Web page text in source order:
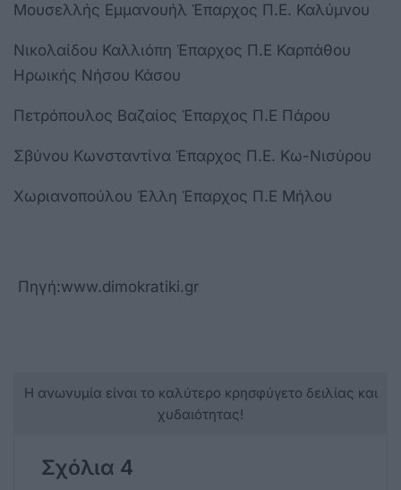
Μουσελλής Εμμανουήλ Έπαρχος Π.Ε. Καλύμνου
Νικολαίδου Καλλιόπη Έπαρχος Π.Ε Καρπάθου
Ηρωικής Νήσου Κάσου
Πετρόπουλος Βαζαίος Έπαρχος Π.Ε Πάρου
Σβύνου Κωνσταντίνα Έπαρχος Π.Ε. Κω-Νισύρου
Χωριανοπούλου Έλλη Έπαρχος Π.Ε Μήλου
Πηγή:www.dimokratiki.gr
Η ανωνυμία είναι το καλύτερο κρησφύγετο δειλίας και
χυδαιότητας!
Σχόλια 4